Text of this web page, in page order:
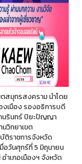
มุทรสงคราม นำโดย
เมือง รองอธิการบดี
นรินทร์ ปิยะปัญญา
วิทยาเขต
ติราชการจังหวัด
อวันศุกร์ที่ 5 มิถุนายน
ำเภอเมืองฯ จังหวัด